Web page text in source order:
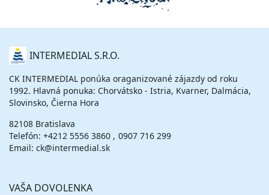
O
NÁS INTERMEDIAL S.R.O.
CK INTERMEDIAL ponúka oraganizované zájazdy od roku
1992. Hlavná ponuka: Chorvátsko - Istria, Kvarner, Dalmácia,
Slovinsko, Čierna Hora
82108 Bratislava
Telefón: +4212 5556 3860
0907 716 299
Email: ck@intermedial.sk
VAŠA DOVOLENKA